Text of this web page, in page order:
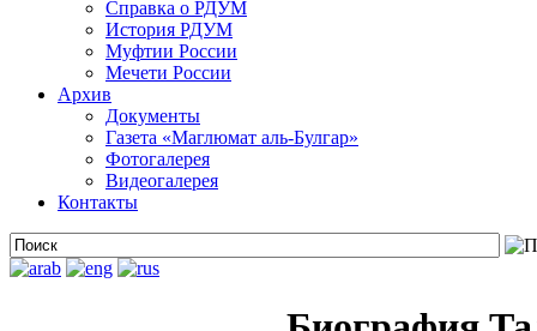
Справка о РДУМ
История РДУМ
Муфтии России
Мечети России
Архив
Документы
Газета «Маглюмат аль-Булгар»
Фотогалерея
Видеогалерея
Контакты